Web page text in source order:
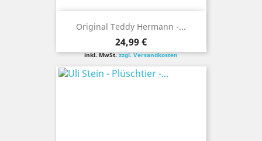
Original Teddy Hermann -...
Preis
24,99 €
inkl. MwSt.zzgl. Versandkosten